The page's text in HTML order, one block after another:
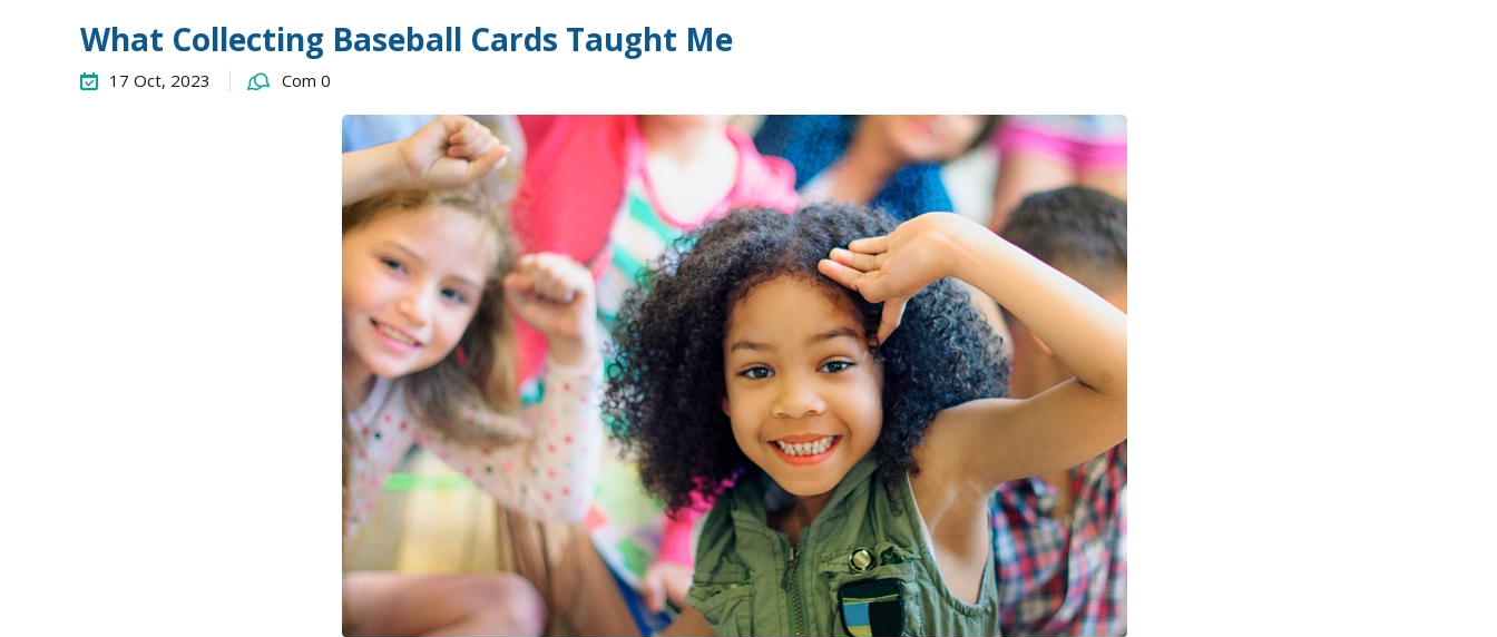
What Collecting Baseball Cards Taught Me
17 Oct, 2023 Com 0